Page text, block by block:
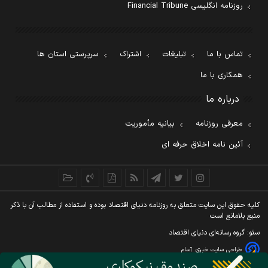
روزنامه انگلیسی Financial Tribune
تماس با ما تبلیغات اشتراک
سرپرستی استان ها
همکاری با ما
درباره ما
معرفی روزنامه
بیانیه مأموریت
آئین نامه اخلاق حرفه ای
کليه حقوق اين سايت متعلق به روزنامه دنيای اقتصاد بوده و استفاده از مطالب آن با ذکر
منبع بلامانع است
سئو: گروه رسانه‌ای دنیای اقتصاد
طراحی سایت خبری آسام